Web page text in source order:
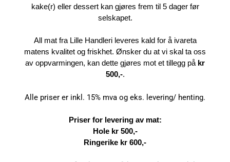
kake(r) eller dessert kan gjøres frem til 5 dager før
selskapet.
All mat fra Lille Handleri leveres kald for å ivareta
matens kvalitet og friskhet. Ønsker du at vi skal ta oss
av oppvarmingen, kan dette gjøres mot et tillegg på kr
500,-.
Alle priser er inkl. 15% mva og eks. levering/ henting.
Priser for levering av mat:
Hole kr 500,-
Ringerike kr 600,-